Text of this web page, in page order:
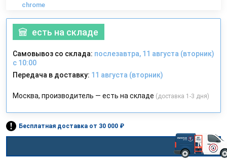
chrome
есть на складе
Самовывоз со склада: послезавтра, 11 августа (вторник)
с 10:00
Передача в доставку: 11 августа (вторник)
Москва, производитель — есть на складе (доставка 1-3 дня)
Бесплатная доставка от 30 000 ₽